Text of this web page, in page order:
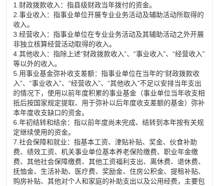
1.财政拨款收入：指县级财政当年拨付的资金。
2.事业收入：指事业单位开展专业业务活动及辅助活动所取得的
收入。
3.经营收入：指事业单位在专业业务活动及其辅助活动之外开展
非独立核算经营活动取得的收入。
4.其他收入：指除上述“财政拨款收入”、“事业收入”、“经营收入”
等以外的收入。
5.用事业基金弥补收支差额：指事业单位在当年的“财政拨款收
入”、“事业收入”、“经营收入”、“其他收入”不足以安排当年支出
的情况下，使用以前年度积累的事业基金（事业单位当年收支相
抵后按国家规定提取、用于弥补以后年度收支差额的基金）弥补
本年度收支缺口的资金。
6.年初结转和结余：指以前年度尚未完成、结转到本年按有关规
定继续使用的资金。
7.社会保障和就业：指基本工资、津贴补贴、奖金、伙食补助
费、绩效工资、机关事业单位基本养老保险缴费、职业年金缴
费、其他社会保障缴费、其他工资福利支出、离休费、退休费、
抚恤金、生活补助、医疗费、奖励金、住房公积金、提租补贴、
购房补贴、其他对个人和家庭的补助支出以及公用经费，主要包